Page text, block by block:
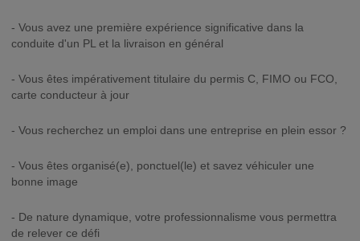
- Vous avez une première expérience significative dans la
conduite d'un PL et la livraison en général
- Vous êtes impérativement titulaire du permis C, FIMO ou FCO,
carte conducteur à jour
- Vous recherchez un emploi dans une entreprise en plein essor ?
- Vous êtes organisé(e), ponctuel(le) et savez véhiculer une
bonne image
- De nature dynamique, votre professionnalisme vous permettra
de relever ce défi